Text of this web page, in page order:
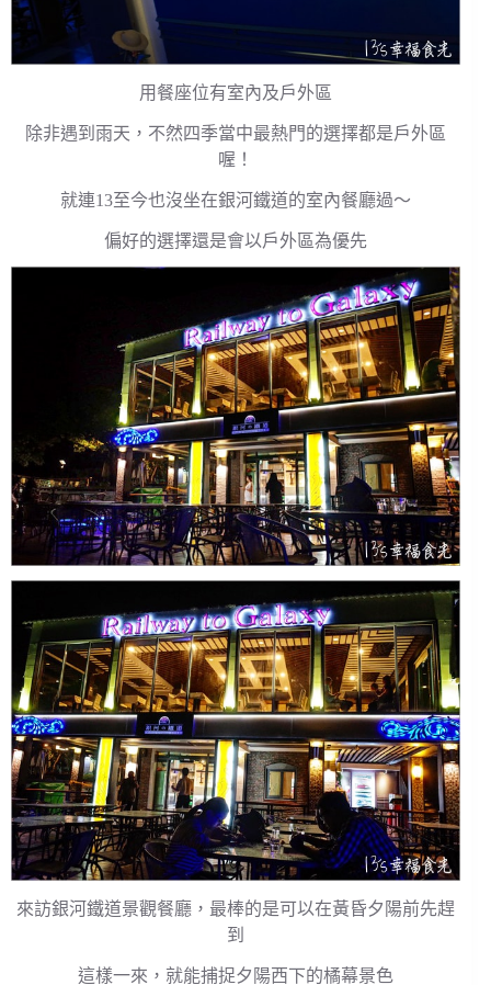
用餐座位有室內及戶外區
除非遇到雨天，不然四季當中最熱門的選擇都是戶外區
喔！
就連13至今也沒坐在銀河鐵道的室內餐廳過～
偏好的選擇還是會以戶外區為優先
來訪銀河鐵道景觀餐廳，最棒的是可以在黃昏夕陽前先趕
到
這樣一來，就能捕捉夕陽西下的橘幕景色